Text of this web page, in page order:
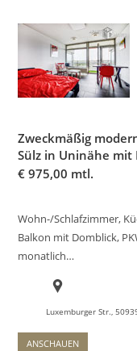
Zweckmäßig
Sülz in Uninähe mit
€ 975,00 mtl.
Wohn-/Schlafzimmer,
Balkon mit Domblick,
monatlich…
Luxemburger Str.,
ANSCHAUEN